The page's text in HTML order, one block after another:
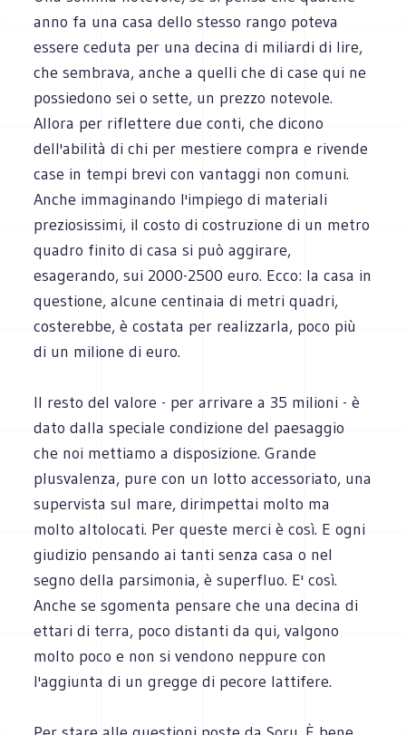
anno fa una casa dello stesso rango poteva
essere ceduta per una decina di miliardi di lire,
che sembrava, anche a quelli che di case qui ne
possiedono sei o sette, un prezzo notevole.
Allora per riflettere due conti, che dicono
dell'abilità di chi per mestiere compra e rivende
case in tempi brevi con vantaggi non comuni.
Anche immaginando l'impiego di materiali
preziosissimi, il costo di costruzione di un metro
quadro finito di casa si può aggirare,
esagerando, sui 2000-2500 euro. Ecco: la casa in
questione, alcune centinaia di metri quadri,
costerebbe, è costata per realizzarla, poco più
di un milione di euro.
Il resto del valore - per arrivare a 35 milioni - è
dato dalla speciale condizione del paesaggio
che noi mettiamo a disposizione. Grande
plusvalenza, pure con un lotto accessoriato, una
supervista sul mare, dirimpettai molto ma
molto altolocati. Per queste merci è così. E ogni
giudizio pensando ai tanti senza casa o nel
segno della parsimonia, è superfluo. E' così.
Anche se sgomenta pensare che una decina di
ettari di terra, poco distanti da qui, valgono
molto poco e non si vendono neppure con
l'aggiunta di un gregge di pecore lattifere.